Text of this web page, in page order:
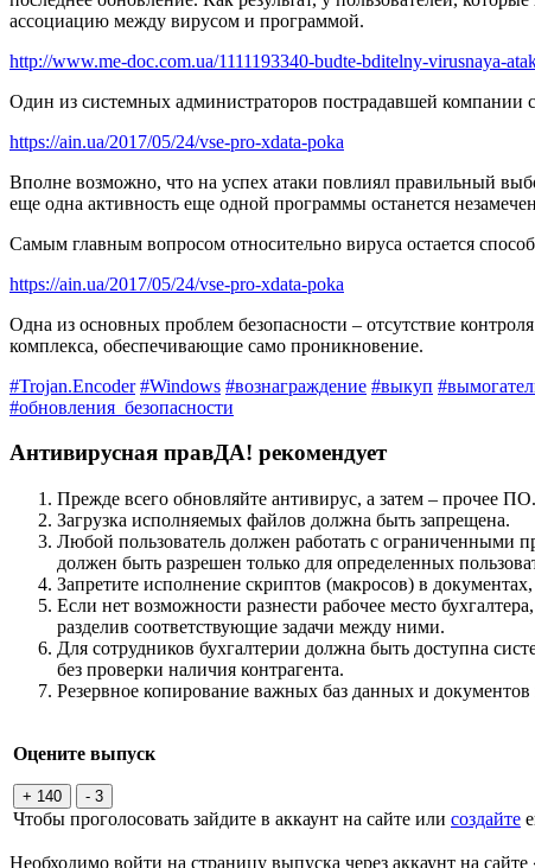
ассоциацию между вирусом и программой.
http://www.me-doc.com.ua/1111193340-budte-bditelny-virusnaya-
Один из системных администраторов пострадавшей компании
https://ain.ua/2017/05/24/vse-pro-xdata-poka
Вполне возможно, что на успех атаки повлиял правильный
еще одна активность еще одной программы останется
Самым главным вопросом относительно вируса остается
https://ain.ua/2017/05/24/vse-pro-xdata-poka
Одна из основных проблем безопасности – отсутствие
комплекса, обеспечивающие само проникновение.
#Trojan.Encoder #Windows #вознаграждение #выкуп
#обновления_безопасности
Антивирусная правДА! рекомендует
Прежде всего обновляйте антивирус, а затем – прочее ПО.
Загрузка исполняемых файлов должна быть запрещена.
Любой пользователь должен работать с ограниченными
должен быть разрешен только для определенных
Запретите исполнение скриптов (макросов) в
Если нет возможности разнести рабочее место
разделив соответствующие задачи между ними.
Для сотрудников бухгалтерии должна быть доступна
без проверки наличия контрагента.
Резервное копирование важных баз данных и
Оцените выпуск
+ 140 - 3
Чтобы проголосовать зайдите в аккаунт на сайте или создайте
Необходимо войти на страницу выпуска через аккаунт на